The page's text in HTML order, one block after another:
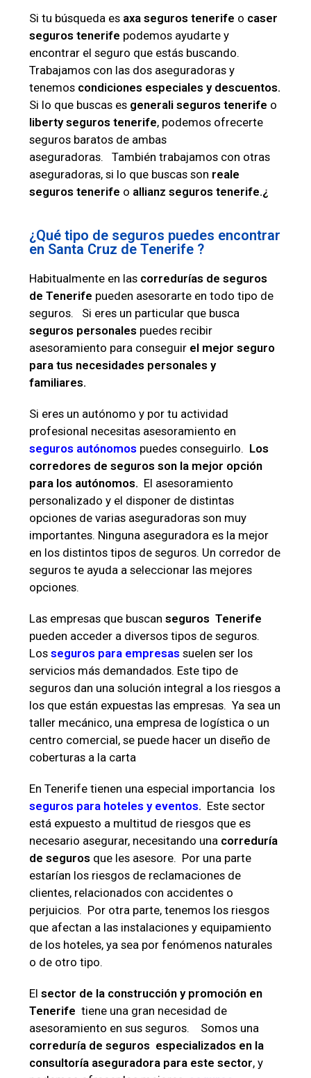
Si tu búsqueda es axa seguros tenerife o caser
seguros tenerife podemos ayudarte y
encontrar el seguro que estás buscando.
Trabajamos con las dos aseguradoras y
tenemos condiciones especiales y descuentos.
Si lo que buscas es generali seguros tenerife o
liberty seguros tenerife, podemos ofrecerte
seguros baratos de ambas
aseguradoras. También trabajamos con otras
aseguradoras, si lo que buscas son reale
seguros tenerife o allianz seguros tenerife.¿
¿Qué tipo de seguros puedes encontrar
en Santa Cruz de Tenerife ?
Habitualmente en las corredurías de seguros
de Tenerife pueden asesorarte en todo tipo de
seguros. Si eres un particular que busca
seguros personales puedes recibir
asesoramiento para conseguir el mejor seguro
para tus necesidades personales y
familiares.
Si eres un autónomo y por tu actividad
profesional necesitas asesoramiento en
seguros autónomos puedes conseguirlo. Los
corredores de seguros son la mejor opción
para los autónomos. El asesoramiento
personalizado y el disponer de distintas
opciones de varias aseguradoras son muy
importantes. Ninguna aseguradora es la mejor
en los distintos tipos de seguros. Un corredor de
seguros te ayuda a seleccionar las mejores
opciones.
Las empresas que buscan seguros Tenerife
pueden acceder a diversos tipos de seguros.
Los seguros para empresas suelen ser los
servicios más demandados. Este tipo de
seguros dan una solución integral a los riesgos a
los que están expuestas las empresas. Ya sea un
taller mecánico, una empresa de logística o un
centro comercial, se puede hacer un diseño de
coberturas a la carta
En Tenerife tienen una especial importancia los
seguros para hoteles y eventos. Este sector
está expuesto a multitud de riesgos que es
necesario asegurar, necesitando una correduría
de seguros que les asesore. Por una parte
estarían los riesgos de reclamaciones de
clientes, relacionados con accidentes o
perjuicios. Por otra parte, tenemos los riesgos
que afectan a las instalaciones y equipamiento
de los hoteles, ya sea por fenómenos naturales
o de otro tipo.
Elsector de la construcción y promoción en
Tenerife tiene una gran necesidad de
asesoramiento en sus seguros. Somos una
correduría de seguros especializados en la
consultoría aseguradora para este sector, y